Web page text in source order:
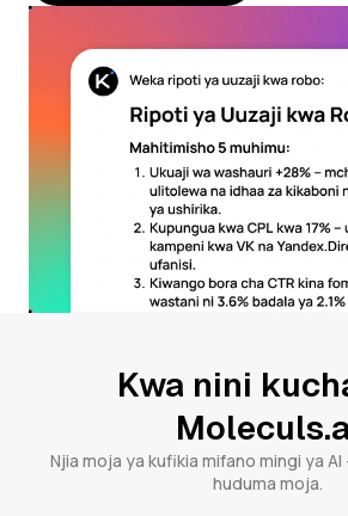
Kwa nini
Njia moja ya kufikia mifano mingi ya
huduma moja.